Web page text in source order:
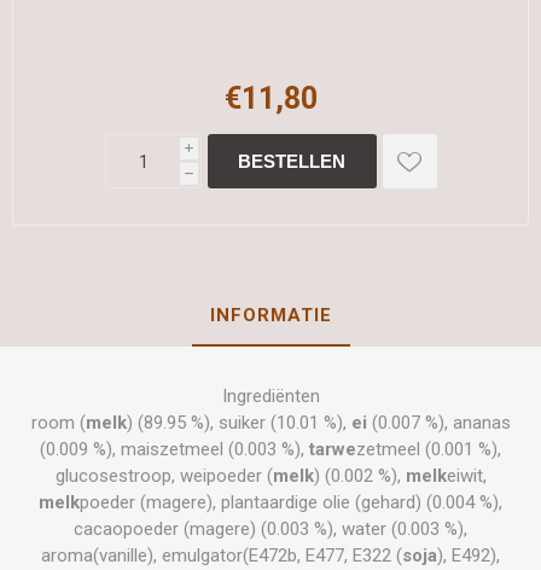
€11,80
i
h
INFORMATIE
Ingrediënten
room (melk) (89.95 %), suiker (10.01 %), ei (0.007 %), ananas
(0.009 %), maiszetmeel (0.003 %), tarwezetmeel (0.001 %),
glucosestroop, weipoeder (melk) (0.002 %), melkeiwit,
melkpoeder (magere), plantaardige olie (gehard) (0.004 %),
cacaopoeder (magere) (0.003 %), water (0.003 %),
aroma(vanille), emulgator(E472b, E477, E322 (soja), E492),